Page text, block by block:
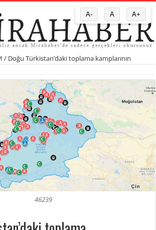
/ Doğu Türkistan’daki toplama kamplarının
46239
A- A A+